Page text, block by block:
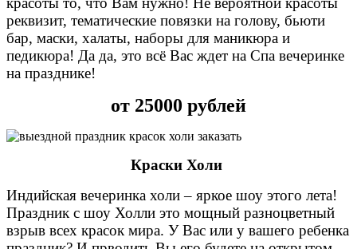
реквизит, тематические повязки на голову, бьюти
бар, маски, халаты, наборы для маникюра и
педикюра! Да да, это всё Вас ждет на Спа вечеринке
на празднике!
от 25000 рублей
Краски Холи
Индийская вечеринка холи – яркое шоу этого лета!
Праздник с шоу Холли это мощный разноцветный
взрыв всех красок мира. У Вас или у вашего ребенка